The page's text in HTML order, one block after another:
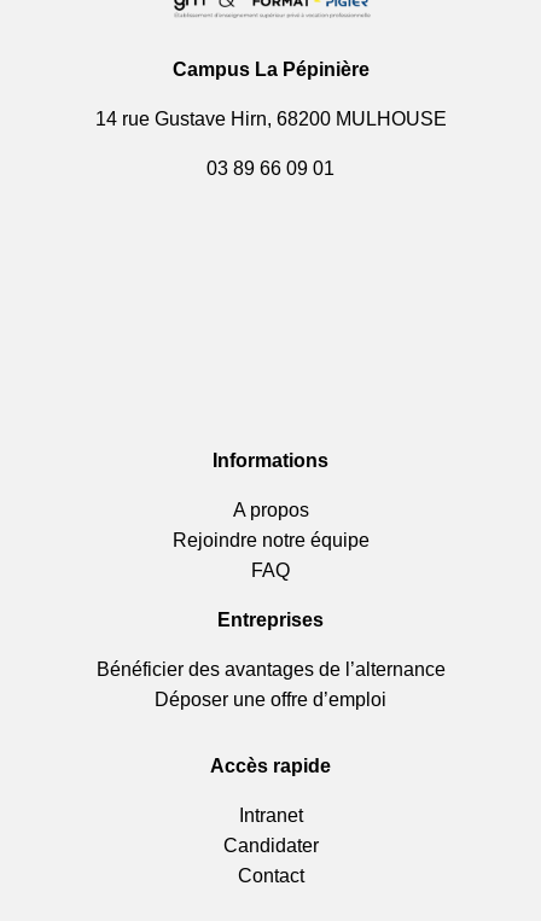
Campus La Pépinière
14 rue Gustave Hirn, 68200 MULHOUSE
03 89 66 09 01
Informations
A propos
Rejoindre notre équipe
FAQ
Entreprises
Bénéficier des avantages de l’alternance
Déposer une offre d’emploi
Accès rapide
Intranet
Candidater
Contact